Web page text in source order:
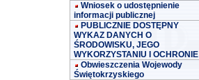
Wniosek o udostępnienie
informacji publicznej
PUBLICZNIE DOSTĘPNY
WYKAZ DANYCH O
ŚRODOWISKU, JEGO
WYKORZYSTANIU I OCHRONIE
Obwieszczenia Wojewody
Świętokrzyskiego